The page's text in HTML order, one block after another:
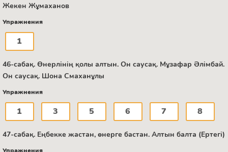
Жекен Жұмаханов
Упражнения
1
46-сабақ. Өнерлінің қолы алтын. Он саусақ. Мұзафар Әлімбай.
Он саусақ. Шона Смаханұлы
Упражнения
1 3 5 6 7 8
47-сабақ. Еңбекке жастан, өнерге бастан. Алтын балта (Ертегі)